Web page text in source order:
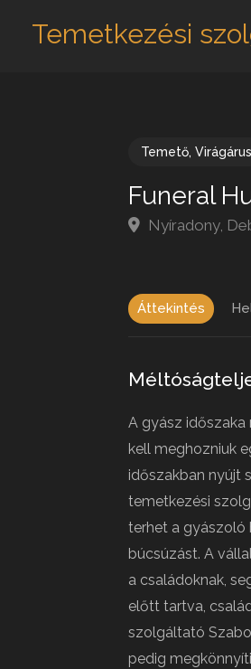
Temetkezési
Temető, Virágárus
Funeral
Nyíradony,
Áttekintés
A gyász időszaka
kell meghozniuk
időszakban nyújt
temetkezési
terhet a gyászoló
búcsúzást. A
a családoknak,
előtt tartva,
szolgáltató
pedig